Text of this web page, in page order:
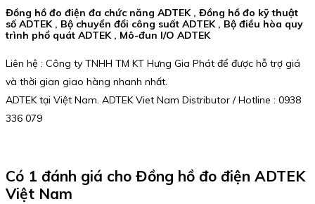
Đồng hồ đo điện đa chức năng ADTEK , Đồng hồ đo kỹ thuật
số ADTEK , Bộ chuyển đổi công suất ADTEK , Bộ điều hòa quy
trình phổ quát ADTEK , Mô-đun I/O ADTEK
Liên hệ : Công ty TNHH TM KT Hưng Gia Phát để được hỗ trợ giá
và thời gian giao hàng nhanh nhất.
ADTEK tại Việt Nam. ADTEK Viet Nam Distributor / Hotline : 0938
336 079
Có 1 đánh giá cho Đồng hồ đo điện ADTEK
Việt Nam